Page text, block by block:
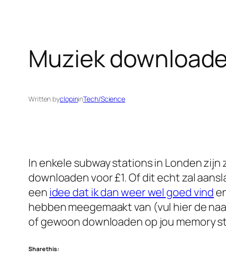
Muziek
Written byclopininTech/Science
In enkele subway stations in Londen zijn
downloaden voor £1. Of dit echt zal
een idee dat ik dan weer wel goed vind
hebben meegemaakt van (vul hier de
of gewoon downloaden op jou memory
Share this: